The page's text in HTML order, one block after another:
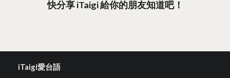
快分享 iTaigi 給你的朋友知道吧！
iTaigi愛台語